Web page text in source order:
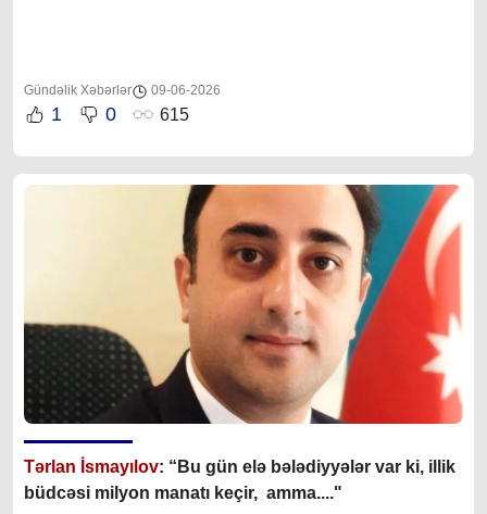
Gündəlik Xəbərlər 09-06-2026
1 0 615
Tərlan İsmayılov: “Bu gün elə bələdiyyələr var ki, illik
büdcəsi milyon manatı keçir, amma...."